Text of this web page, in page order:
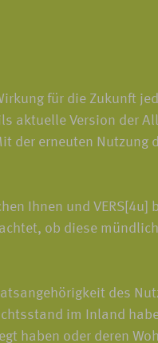
für die Zukunft
aktuelle Version der
erneuten Nutzung
Ihnen und VERS[4u]
ob diese
des
im Inland
haben oder deren